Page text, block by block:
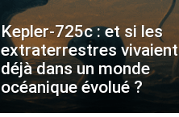
Kepler-725c : et si les
extraterrestres vivaient
déjà dans un monde
océanique évolué ?